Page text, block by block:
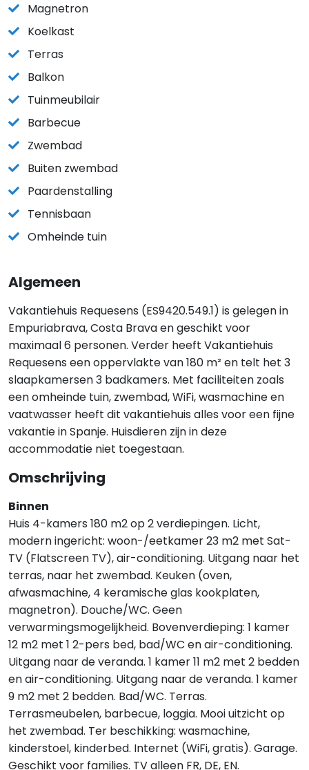
Magnetron
Koelkast
Terras
Balkon
Tuinmeubilair
Barbecue
Zwembad
Buiten zwembad
Paardenstalling
Tennisbaan
Omheinde tuin
Algemeen
Vakantiehuis Requesens (ES9420.549.1) is gelegen in
Empuriabrava, Costa Brava en geschikt voor
maximaal 6 personen. Verder heeft Vakantiehuis
Requesens een oppervlakte van 180 m² en telt het 3
slaapkamersen 3 badkamers. Met faciliteiten zoals
een omheinde tuin, zwembad, WiFi, wasmachine en
vaatwasser heeft dit vakantiehuis alles voor een fijne
vakantie in Spanje. Huisdieren zijn in deze
accommodatie niet toegestaan.
Omschrijving
Binnen
Huis 4-kamers 180 m2 op 2 verdiepingen. Licht,
modern ingericht: woon-/eetkamer 23 m2 met Sat-
TV (Flatscreen TV), air-conditioning. Uitgang naar het
terras, naar het zwembad. Keuken (oven,
afwasmachine, 4 keramische glas kookplaten,
magnetron). Douche/WC. Geen
verwarmingsmogelijkheid. Bovenverdieping: 1 kamer
12 m2 met 1 2-pers bed, bad/WC en air-conditioning.
Uitgang naar de veranda. 1 kamer 11 m2 met 2 bedden
en air-conditioning. Uitgang naar de veranda. 1 kamer
9 m2 met 2 bedden. Bad/WC. Terras.
Terrasmeubelen, barbecue, loggia. Mooi uitzicht op
het zwembad. Ter beschikking: wasmachine,
kinderstoel, kinderbed. Internet (WiFi, gratis). Garage.
Geschikt voor families. TV alleen FR, DE, EN.